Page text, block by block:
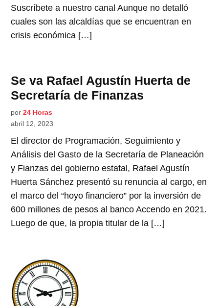
Suscríbete a nuestro canal Aunque no detalló
cuales son las alcaldías que se encuentran en
crisis económica […]
Se va Rafael Agustín Huerta de
Secretaría de Finanzas
por 24 Horas
abril 12, 2023
El director de Programación, Seguimiento y
Análisis del Gasto de la Secretaría de Planeación
y Fianzas del gobierno estatal, Rafael Agustín
Huerta Sánchez presentó su renuncia al cargo, en
el marco del “hoyo financiero” por la inversión de
600 millones de pesos al banco Accendo en 2021.
Luego de que, la propia titular de la […]